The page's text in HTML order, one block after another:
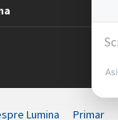
Lumina Primar